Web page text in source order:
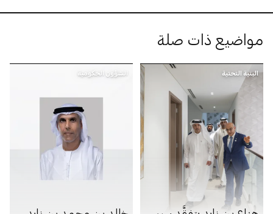
مواضيع ذات صلة
البنية التحتية الشؤون الحكومية